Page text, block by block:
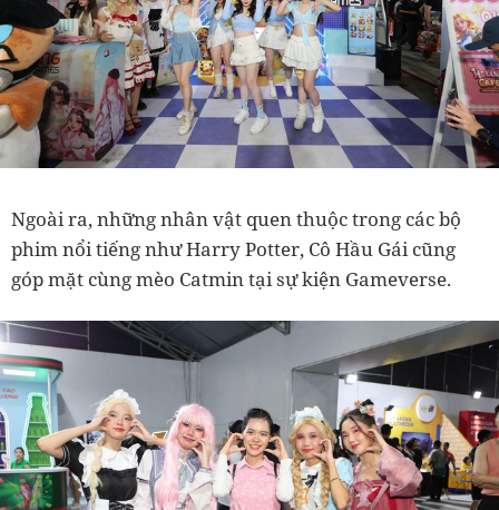
Ngoài ra, những nhân vật quen thuộc trong các bộ
phim nổi tiếng như Harry Potter, Cô Hầu Gái cũng
góp mặt cùng mèo Catmin tại sự kiện Gameverse.